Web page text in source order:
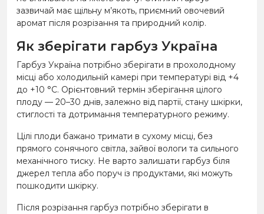
зазвичай має щільну м’якоть, приємний овочевий
аромат після розрізання та природний колір.
Як зберігати гарбуз Україна
Гарбуз Україна потрібно зберігати в прохолодному
місці або холодильній камері при температурі від +4
до +10 °C. Орієнтовний термін зберігання цілого
плоду — 20–30 днів, залежно від партії, стану шкірки,
стиглості та дотримання температурного режиму.
Цілі плоди бажано тримати в сухому місці, без
прямого сонячного світла, зайвої вологи та сильного
механічного тиску. Не варто залишати гарбуз біля
джерел тепла або поруч із продуктами, які можуть
пошкодити шкірку.
Після розрізання гарбуз потрібно зберігати в